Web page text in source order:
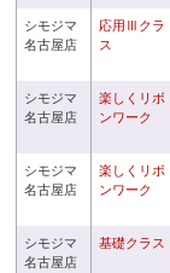
シモジマ
名古屋店
応用Ⅲクラ
ス
シモジマ
名古屋店
楽しくリボ
ンワーク
シモジマ
名古屋店
楽しくリボ
ンワーク
シモジマ
名古屋店
基礎クラス